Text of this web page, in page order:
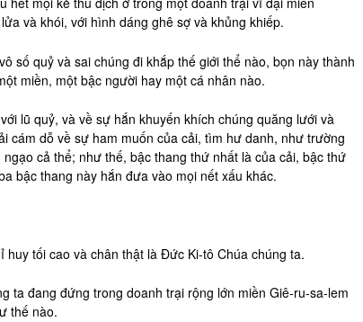
và khói, với hình dáng ghê sợ và khủng khiếp.
số quỷ và sai chúng đi khắp thế giới thể nào, bọn này thành
miền, một bậc người hay một cá nhân nào.
lũ quỷ, và về sự hắn khuyến khích chúng quăng lưới và
cám dỗ về sự ham muốn của cải, tìm hư danh, như trường
cả thể; như thế, bậc thang thứ nhất là của cải, bậc thứ
bậc thang này hắn đưa vào mọi nết xấu khác.
tối cao và chân thật là Đức Ki-tô Chúa chúng ta.
ta đang đứng trong doanh trại rộng lớn miền Giê-ru-sa-lem
thế nào.